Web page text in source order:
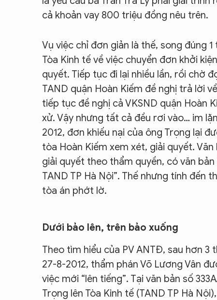
cả khoản vay 800 triệu đồng nêu trên.
Vụ việc chỉ đơn giản là thế, song đúng
Tòa Kinh tế về việc chuyển đơn khởi
quyết. Tiếp tục đi lại nhiều lần, rồi chờ
TAND quận Hoàn Kiếm đề nghị trả lời
tiếp tục đề nghị cả VKSND quận Hoàn
xử. Vậy nhưng tất cả đều rơi vào… im
2012, đơn khiếu nại của ông Trọng lại
tòa Hoàn Kiếm xem xét, giải quyết.
giải quyết theo thẩm quyền, có văn
TAND TP Hà Nội”. Thế nhưng tính đến
tòa án phớt lờ.
Dưới bảo lên, trên bảo xuống
Theo tìm hiểu của PV ANTĐ, sau hơn
27-8-2012, thẩm phán Võ Lương Vân
việc mới “lên tiếng”. Tại văn bản số
Trọng lên Tòa Kinh tế (TAND TP Hà